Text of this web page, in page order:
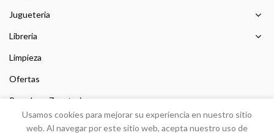
Jugueteria
Libreria
Limpieza
Ofertas
Prendas y Zapateria
Usamos cookies para mejorar su experiencia en nuestro sitio
web. Al navegar por este sitio web, acepta nuestro uso de